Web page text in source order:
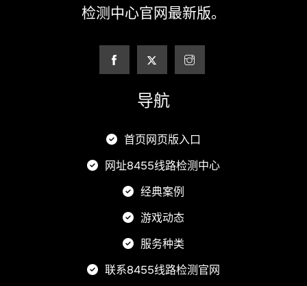
检测中心官网最新版。
导航
首页网页版入口
网址8455线路检测中心
经典案例
游戏动态
服务种类
联系8455线路检测官网